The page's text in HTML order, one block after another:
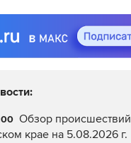
Обзор происшествий
крае на 5.08.2026 г.